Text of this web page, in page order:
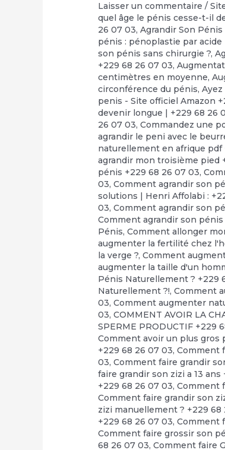
Laisser un commentaire /
quel âge le pénis cesse-t-il
26 07 03,Agrandir Son
pénis : pénoplastie par acide
son pénis sans chirurgie ?,
+229 68 26 07 03,
centimètres en moyenne,
circonférence du pénis,
penis - Site officiel Amazon
devenir longue | +229 68 26
26 07 03,Commandez une
agrandir le peni avec le
naturellement en afrique pdf
agrandir mon troisième pied
pénis +229 68 26 07 03,
03,Comment agrandir son
solutions | Henri Affolabi :
03,Comment agrandir son
Comment agrandir son
Pénis,Comment allonger
augmenter la fertilité chez
la verge ?,Comment
augmenter la taille d'un
Pénis Naturellement ? +229
Naturellement ?!,Comment
03,Comment augmenter
03,COMMENT AVOIR LA
SPERME PRODUCTIF +229
Comment avoir un plus gros
+229 68 26 07 03,Comment
03,Comment faire grandir
faire grandir son zizi a 13 ans
+229 68 26 07 03,Comment
Comment faire grandir son
zizi manuellement ? +229 68
+229 68 26 07 03,Comment
Comment faire grossir son
68 26 07 03,Comment faire